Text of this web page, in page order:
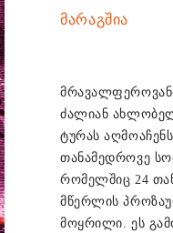
მარაგშია
ძალიან
ტურას
თანამედროვე
რომელშიც 24
მწერლის
მოყრილი. ეს